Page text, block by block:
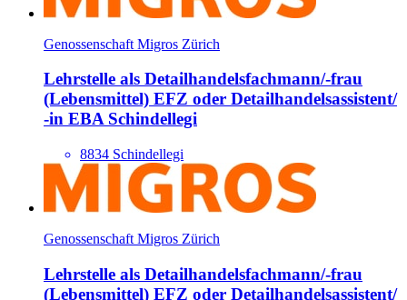
Genossenschaft Migros Zürich
Lehrstelle als Detailhandels­fachmann/​-frau
(Lebensmittel) EFZ oder Detailhandels­assistent/​
-in EBA Schindellegi
8834 Schindellegi
Genossenschaft Migros Zürich
Lehrstelle als Detailhandels­fachmann/​-frau
(Lebensmittel) EFZ oder Detailhandels­assistent/​